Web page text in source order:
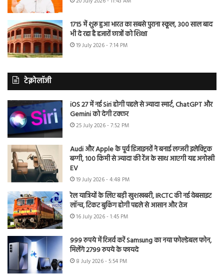
1715 में शुरू हुआ भारत का सबसे पुराना स्कूल, 300 साल बाद
भी दे रहा है हजारों छात्रों को शिक्षा
19 July 2026 - 7:14 PM
टेक्नोलॉजी
iOS 27 में नई Siri होगी पहले से ज्यादा स्मार्ट, ChatGPT और
Gemini को देगी टक्कर
25 July 2026 - 7:52 PM
Audi और Apple के पूर्व डिजाइनरों ने बनाई लग्जरी इलेक्ट्रिक
बग्गी, 100 किमी से ज्यादा की रेंज के साथ आएगी यह अनोखी
EV
19 July 2026 - 4:48 PM
रेल यात्रियों के लिए बड़ी खुशखबरी, IRCTC की नई वेबसाइट
लॉन्च, टिकट बुकिंग होगी पहले से आसान और तेज
16 July 2026 - 1:45 PM
999 रुपये में रिजर्व करें Samsung का नया फोल्डेबल फोन,
मिलेंगे 2799 रुपये के फायदे
8 July 2026 - 5:54 PM